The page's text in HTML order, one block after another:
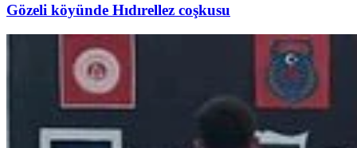
Gözeli köyünde Hıdırellez coşkusu